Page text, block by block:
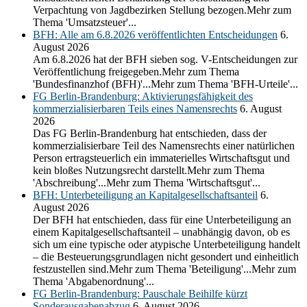
Verpachtung von Jagdbezirken Stellung bezogen.Mehr zum
Thema 'Umsatzsteuer'...
BFH: Alle am 6.8.2026 veröffentlichten Entscheidungen 6.
August 2026
Am 6.8.2026 hat der BFH sieben sog. V-Entscheidungen zur
Veröffentlichung freigegeben.Mehr zum Thema
'Bundesfinanzhof (BFH)'...Mehr zum Thema 'BFH-Urteile'...
FG Berlin-Brandenburg: Aktivierungsfähigkeit des
kommerzialisierbaren Teils eines Namensrechts 6. August
2026
Das FG Berlin-Brandenburg hat entschieden, dass der
kommerzialisierbare Teil des Namensrechts einer natürlichen
Person ertragsteuerlich ein immaterielles Wirtschaftsgut und
kein bloßes Nutzungsrecht darstellt.Mehr zum Thema
'Abschreibung'...Mehr zum Thema 'Wirtschaftsgut'...
BFH: Unterbeteiligung an Kapitalgesellschaftsanteil 6.
August 2026
Der BFH hat entschieden, dass für eine Unterbeteiligung an
einem Kapitalgesellschaftsanteil – unabhängig davon, ob es
sich um eine typische oder atypische Unterbeteiligung handelt
– die Besteuerungsgrundlagen nicht gesondert und einheitlich
festzustellen sind.Mehr zum Thema 'Beteiligung'...Mehr zum
Thema 'Abgabenordnung'...
FG Berlin-Brandenburg: Pauschale Beihilfe kürzt